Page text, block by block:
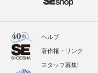
ヘルプ
著作権・リンク
スタッフ募集!